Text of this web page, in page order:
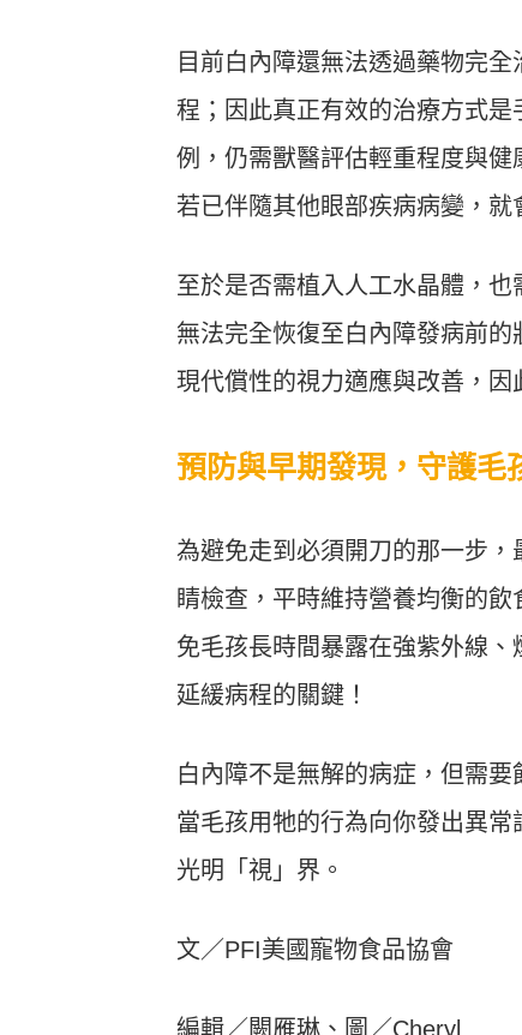
目前白內障還無法透過藥物完
程；因此真正有效的治療方式
例，仍需獸醫評估輕重程度與
若已伴隨其他眼部疾病病變，就
至於是否需植入人工水晶體，
無法完全恢復至白內障發病前
現代償性的視力適應與改善，因
預防與早期發現，守護毛
為避免走到必須開刀的那一步
睛檢查，平時維持營養均衡的
免毛孩長時間暴露在強紫外線
延緩病程的關鍵！
白內障不是無解的病症，但需
當毛孩用牠的行為向你發出異
光明「視」界。
文／PFI美國寵物食品協會
編輯／闕雁琳、圖／Cheryl